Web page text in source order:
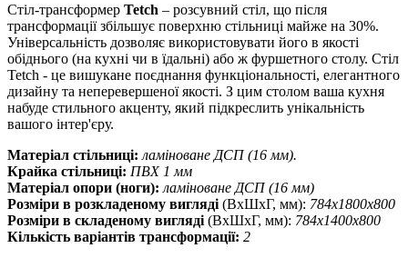
Стіл-трансформер Tetch – розсувний стіл, що після
трансформації збільшує поверхню стільниці майже на 30%.
Універсальність дозволяє використовувати його в якості
обіднього (на кухні чи в їдальні) або ж фуршетного столу. Стіл
Tetch - це вишукане поєднання функціональності, елегантного
дизайну та неперевершеної якості. З цим столом ваша кухня
набуде стильного акценту, який підкреслить унікальність
вашого інтер'єру.
Матеріал стільниці: ламіноване ДСП (16 мм).
Крайка стільниці: ПВХ 1 мм
Матеріал опори (ноги): ламіноване ДСП (16 мм)
Розміри в розкладеному вигляді (ВхШхГ, мм): 784х1800х800
Розміри в складеному вигляді (ВхШхГ, мм): 784х1400х800
Кількість варіантів трансформації: 2